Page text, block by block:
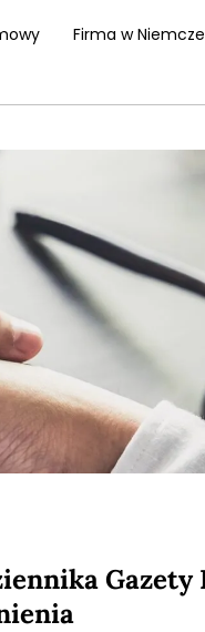
Firma w
Gazety